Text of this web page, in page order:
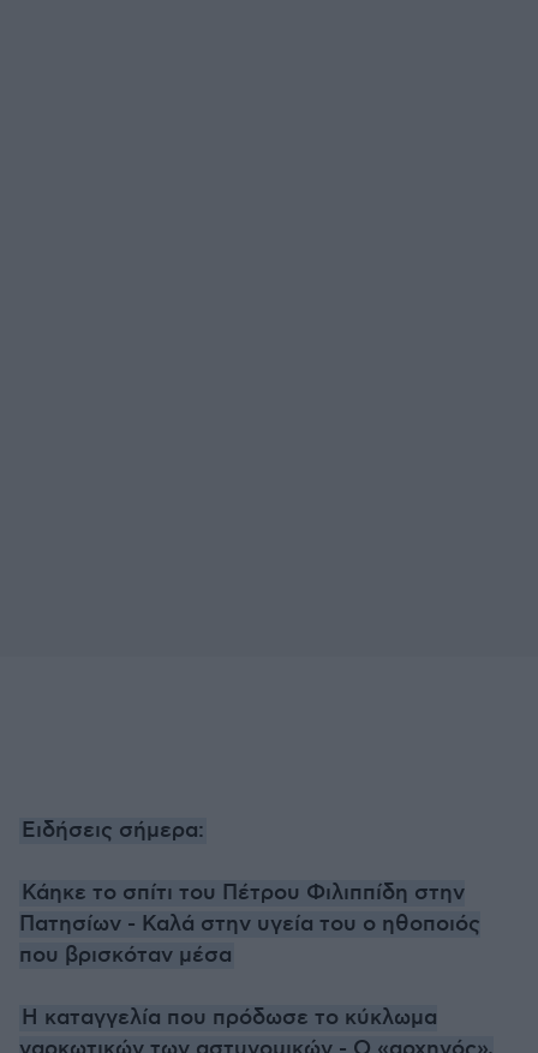
Ειδήσεις σήμερα:
Κάηκε το σπίτι του Πέτρου Φιλιππίδη στην
Πατησίων - Καλά στην υγεία του ο ηθοποιός
που βρισκόταν μέσα
Η καταγγελία που πρόδωσε το κύκλωμα